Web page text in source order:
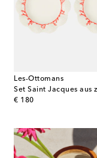
Les-Ottomans
€ 180
original price